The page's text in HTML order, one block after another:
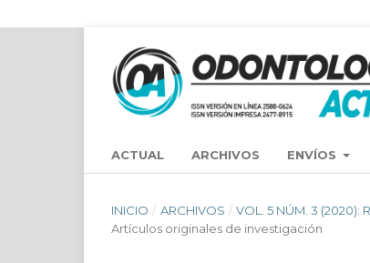
ACTUAL ARCHIVOS ENVÍOS
INICIO / ARCHIVOS / VOL. 5 NÚM. 3 (2020):
Artículos originales de investigación